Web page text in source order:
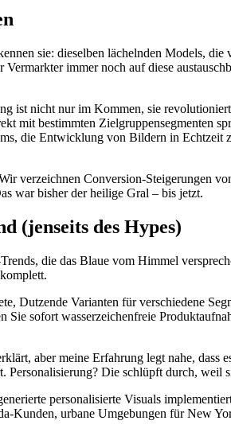
sie: dieselben lächelnden Models,
immer noch auf diese
ist nicht nur im Kommen, sie
mit bestimmten Zielgruppensegmenten
die Entwicklung von Bildern in Echtzeit
verzeichnen Conversion-Steigerungen
war bisher der heilige Gral – bis jetzt.
(jenseits des Hypes)
die das Blaue vom Himmel
Dutzende Varianten für verschiedene
Sie sofort wasserzeichenfreie
aber meine Erfahrung legt nahe,
Die schlüpft durch, weil
personalisierte Visuals
Kunden, urbane Umgebungen für New